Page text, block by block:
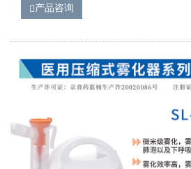
产品咨询